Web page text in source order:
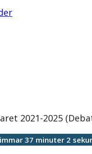
2021-2025
37 minuter 2